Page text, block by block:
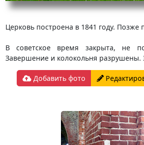
Церковь построена в 1841 году. Позже
В советское время закрыта, не
Завершение и колокольня разрушены.
Добавить фото